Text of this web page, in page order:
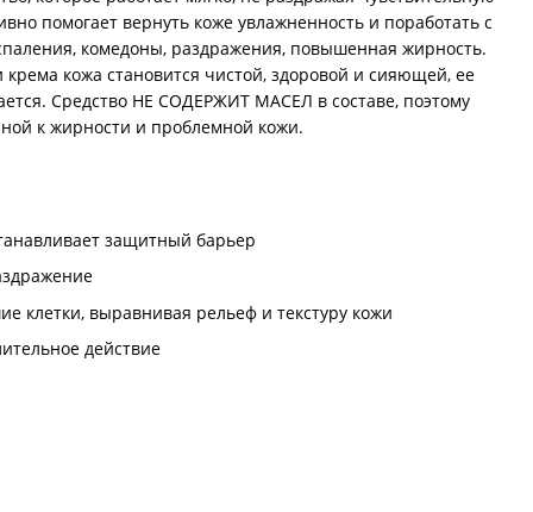
помогает вернуть коже увлажненность и поработать с
комедоны, раздражения, повышенная жирность.
кожа становится чистой, здоровой и сияющей, ее
Средство НЕ СОДЕРЖИТ МАСЕЛ в составе, поэтому
к жирности и проблемной кожи.
защитный барьер
клетки, выравнивая рельеф и текстуру кожи
действие